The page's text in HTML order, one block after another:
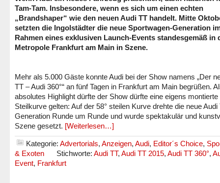
Tam-Tam. Insbesondere, wenn es sich um einen echten
„Brandshaper“ wie den neuen Audi TT handelt. Mitte
setzten die Ingolstädter die neue Sportwagen-Generation
Rahmen eines exklusiven Launch-Events standesgemäß in
Metropole Frankfurt am Main in Szene.
Mehr als 5.000 Gäste konnte Audi bei der Show namens „Der
TT – Audi 360°“ an fünf Tagen in Frankfurt am Main begrüßen.
absolutes Highlight dürfte der Show dürfte eine eigens montierte
Steilkurve gelten: Auf der 58° steilen Kurve drehte die neue Audi
Generation Runde um Runde und wurde spektakulär und
Szene gesetzt. [Weiterlesen…]
Kategorie: Advertorials, Anzeigen, Audi, Editor´s Choice,
& Exoten
Stichworte: Audi TT, Audi TT 2015, Audi TT 360°,
Event, Frankfurt